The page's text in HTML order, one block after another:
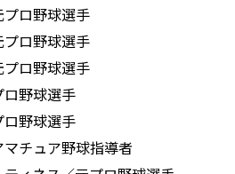
ロ野球選手
ロ野球選手
ロ野球選手
野球選手
野球選手
チュア野球指導者